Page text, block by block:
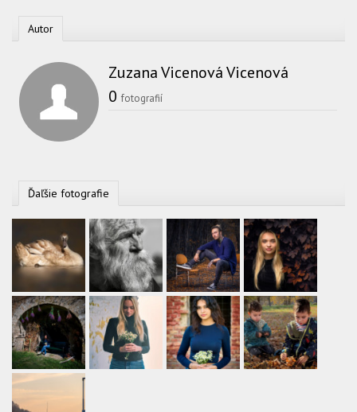
Autor
Zuzana Vicenová Vicenová
0 fotografií
Ďaľšie fotografie